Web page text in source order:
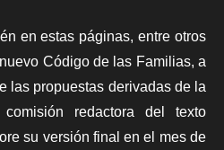
en estas páginas, entre otros
Código de las Familias, a
las propuestas derivadas de la
redactora del texto
su versión final en el mes de
wplink